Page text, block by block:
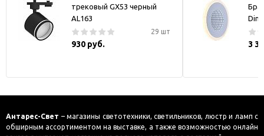
трековый GX53 черный
AL163
29 шт
930 руб.
Бра
3
Антарес-Свет – магазины светотехники, светильников, люстр и ламп с
обширным ассортиментом на выставке, а также возможностью онлайн